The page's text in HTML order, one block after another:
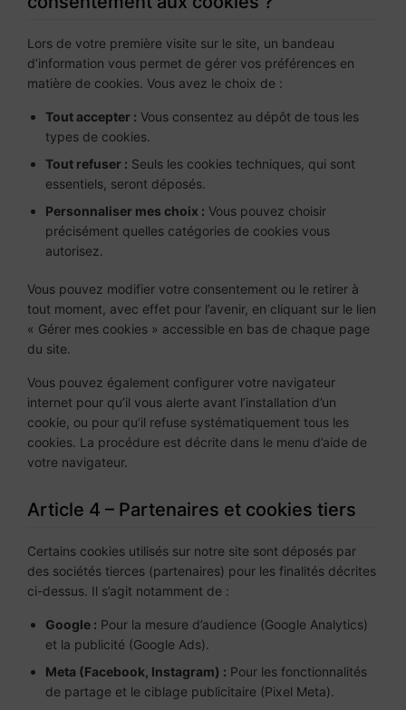
Lors de votre première visite sur le site, un bandeau
d’information vous permet de gérer vos préférences en
matière de cookies. Vous avez le choix de :
Tout accepter : Vous consentez au dépôt de tous les
types de cookies.
Tout refuser : Seuls les cookies techniques, qui sont
essentiels, seront déposés.
Personnaliser mes choix : Vous pouvez choisir
précisément quelles catégories de cookies vous
autorisez.
Vous pouvez modifier votre consentement ou le retirer à
tout moment, avec effet pour l’avenir, en cliquant sur le lien
« Gérer mes cookies » accessible en bas de chaque page
du site.
Vous pouvez également configurer votre navigateur
internet pour qu’il vous alerte avant l’installation d’un
cookie, ou pour qu’il refuse systématiquement tous les
cookies. La procédure est décrite dans le menu d’aide de
votre navigateur.
Article 4 – Partenaires et cookies tiers
Certains cookies utilisés sur notre site sont déposés par
des sociétés tierces (partenaires) pour les finalités décrites
ci-dessus. Il s’agit notamment de :
Google : Pour la mesure d’audience (Google Analytics)
et la publicité (Google Ads).
Meta (Facebook, Instagram) : Pour les fonctionnalités
de partage et le ciblage publicitaire (Pixel Meta).